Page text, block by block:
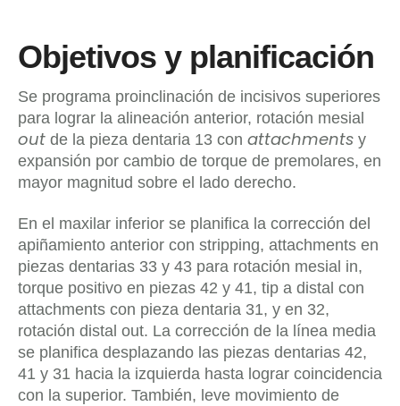
Objetivos y planificación
Se programa proinclinación de incisivos superiores
para lograr la alineación anterior, rotación mesial
out de la pieza dentaria 13 con attachments y
expansión por cambio de torque de premolares, en
mayor magnitud sobre el lado derecho.
En el maxilar inferior se planifica la corrección del
apiñamiento anterior con stripping, attachments en
piezas dentarias 33 y 43 para rotación mesial in,
torque positivo en piezas 42 y 41, tip a distal con
attachments con pieza dentaria 31, y en 32,
rotación distal out. La corrección de la línea media
se planifica desplazando las piezas dentarias 42,
41 y 31 hacia la izquierda hasta lograr coincidencia
con la superior. También, leve movimiento de